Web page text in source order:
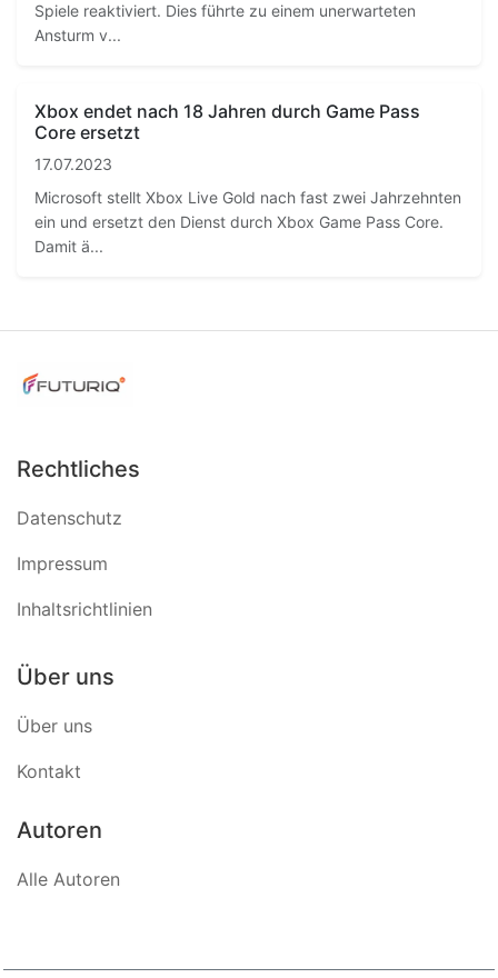
Spiele reaktiviert. Dies führte zu einem unerwarteten
Ansturm v...
Xbox endet nach 18 Jahren durch Game Pass
Core ersetzt
17.07.2023
Microsoft stellt Xbox Live Gold nach fast zwei Jahrzehnten
ein und ersetzt den Dienst durch Xbox Game Pass Core.
Damit ä...
Rechtliches
Datenschutz
Impressum
Inhaltsrichtlinien
Über uns
Über uns
Kontakt
Autoren
Alle Autoren